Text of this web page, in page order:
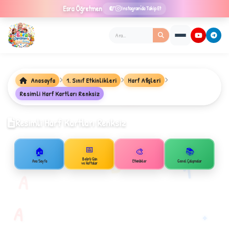
Esra Öğretmen Instagram'da Takip Et
B
✧
Anasayfa 1. Sınıf Etkinlikleri
Harf Afişleri
Resimli Harf Kartları Renksiz
Resimli Harf Kartları Renksiz
🏠
Ana Sayfa
📅
Belirli Gün
ve Haftalar
🎨
Etkinlikler
📚
Genel Çalışmalar
1